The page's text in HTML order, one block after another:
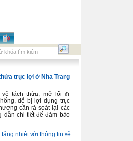
trục lợi ở Nha Trang
về tách thửa, mở lối đi
dễ bị lợi dụng trục
cần rà soát lại các
dẫn chi tiết để đảm bảo
nhiệt với thông tin về